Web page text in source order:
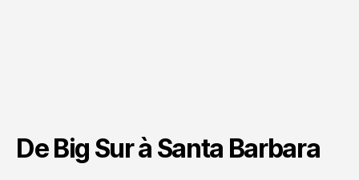
De Big Sur à Santa Barbara